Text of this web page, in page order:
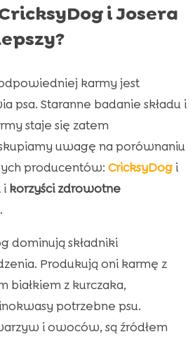
i Josera
karmy jest
psa. Staranne badanie składu i
staje się zatem
uwagę na porównaniu
producentów: CricksyDogi
i korzyści zdrowotne
dominują składniki
Produkują oni karmę z
białkiem z kurczaka,
potrzebne psu.
i owoców, są źródłem